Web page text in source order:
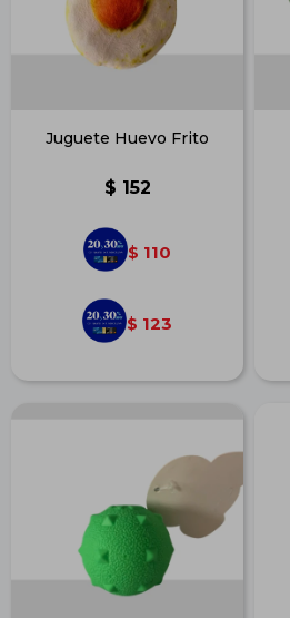
Juguete Huevo Frito
$ 152
$ 110
$ 123